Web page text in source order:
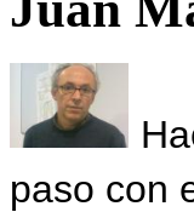
paso con